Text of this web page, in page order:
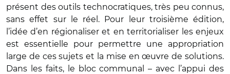
présent des outils technocratiques, très peu connus,
sans effet sur le réel. Pour leur troisième édition,
l’idée d’en régionaliser et en territorialiser les enjeux
est essentielle pour permettre une appropriation
large de ces sujets et la mise en œuvre de solutions.
Dans les faits, le bloc communal – avec l’appui des